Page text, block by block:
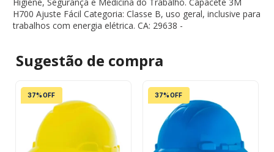
H700 Ajuste Fácil Categoria: Classe B, uso geral, inclusive para
trabalhos com energia elétrica. CA: 29638 -
Sugestão de compra
37% OFF 37% OFF